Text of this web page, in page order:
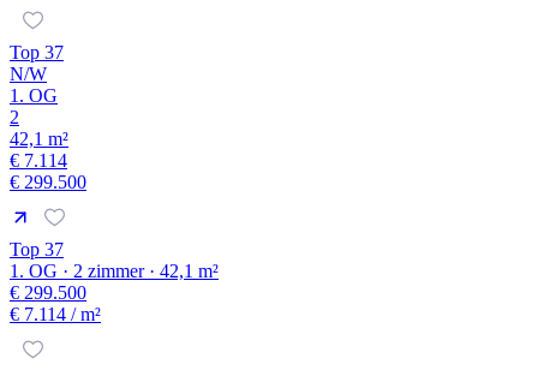
Top 37
N/W
1. OG
2
42,1 m²
€ 7.114
€ 299.500
Top 37
1. OG · 2 zimmer · 42,1 m²
€ 299.500
€ 7.114 / m²